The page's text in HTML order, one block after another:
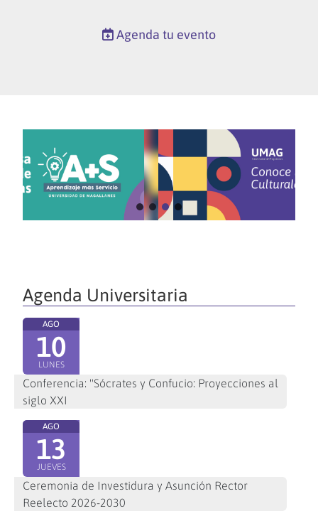
Agenda tu evento
Agenda Universitaria
AGO
10
LUNES
Conferencia: "Sócrates y Confucio: Proyecciones al
siglo XXI
AGO
13
JUEVES
Ceremonia de Investidura y Asunción Rector
Reelecto 2026-2030